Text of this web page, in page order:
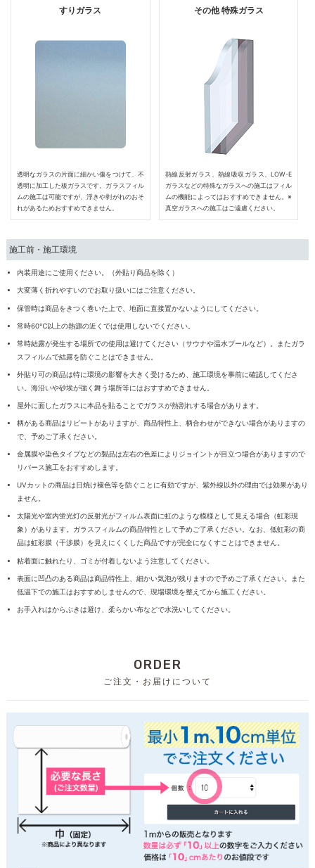
すりガラス
透明なガラスの片面に細かい傷をつけて、不
透明に加工した板ガラスです。ガラスフィル
ムの施工は可能ですが、浮きや剥がれのおそ
れがあるためおすすめできません。
その他 特殊ガラス
熱線反射ガラス、熱線吸収ガラス、LOW-E
ガラスなどの特殊なガラスへの施工はフィル
ムの機能によってはおすすめできません。※
真空ガラスへの施工はご遠慮ください。
施工前・施工環境
内装用途にご使用ください。（外貼り商品を除く）
大変薄く折れやすいのでお取り扱いにはご注意ください。
保管時は商品をきつく巻いた上で、地面に直接置かないようにしてください。
常時60℃以上の熱源の近くでは使用しないでください。
常時結露が発生する場所での使用は避けてください（サウナや温水プールなど）。またガラ
スフィルムで結露を防ぐことはできません。
外貼り可の商品は特に環境の影響を大きく受けるため、施工環境を事前に確認してくださ
い。海沿いや砂埃が強く舞う場所等にはおすすめできません。
屋外に面したガラスに本品を貼ることでガラスが熱割れする場合があります。
柄がある商品はリピートがありますが、商品特性上、柄合わせができない場合がありますの
で、予めご了承ください。
金属膜や染色タイプなどの製品は左右の色差によりジョイントが目立つ場合がありますので
リバース施工をおすすめします。
UVカットの商品は日焼け褪色等を防ぐことに有効ですが、紫外線以外の理由では効果があり
ません。
太陽光や室内蛍光灯の反射光がフィルム表面に虹のような模様として見える場合（虹彩現
象）があります。ガラスフィルムの商品特性として予めご了承ください。なお、低虹彩の商
品は虹彩膜（干渉膜）を見えにくくした商品ですが完全になくすことはできません。
粘着面に触れたり、ゴミが付着しないよう注意してください。
表面に凹凸のある商品は商品特性上、細かい気泡が残りますので予めご了承ください。また
低温下での施工はおすすめしませんので、現場環境を整えてから施工ください。
お手入れはからぶきは避け、柔らかい布などで水洗いしてください。
ORDER
ご注文・お届けについて